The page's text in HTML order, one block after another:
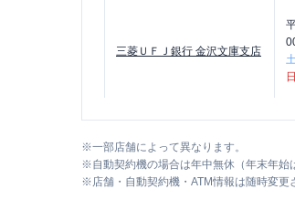
三菱ＵＦＪ銀行 金沢文庫支店
金沢文庫
※一部店舗によって異なります。
※自動契約機の場合は年中無休（年末年始
※店舗・自動契約機・ATM情報は随時変